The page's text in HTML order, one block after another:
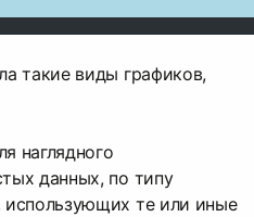
такие виды графиков,
наглядного
данных, по типу
использующих те или иные